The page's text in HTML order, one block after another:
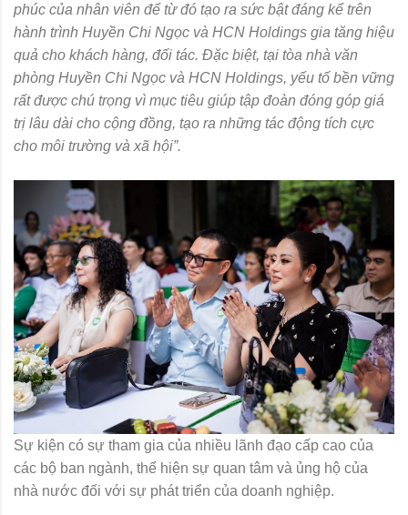
phúc của nhân viên để từ đó tạo ra sức bật đáng kể trên
hành trình Huyền Chi Ngọc và HCN Holdings gia tăng hiệu
quả cho khách hàng, đối tác. Đặc biệt, tại tòa nhà văn
phòng Huyền Chi Ngọc và HCN Holdings, yếu tố bền vững
rất được chú trọng vì mục tiêu giúp tập đoàn đóng góp giá
trị lâu dài cho cộng đồng, tạo ra những tác động tích cực
cho môi trường và xã hội”.
Sự kiện có sự tham gia của nhiều lãnh đạo cấp cao của
các bộ ban ngành, thể hiện sự quan tâm và ủng hộ của
nhà nước đối với sự phát triển của doanh nghiệp.